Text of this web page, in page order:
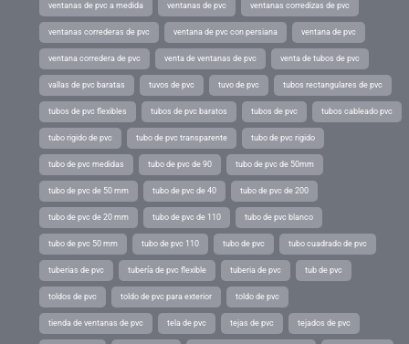
ventanas de pvc a medida ventanas de pvc ventanas corredizas de pvc
ventanas correderas de pvc ventana de pvc con persiana ventana de pvc
ventana corredera de pvc venta de ventanas de pvc venta de tubos de pvc
vallas de pvc baratas tuvos de pvc tuvo de pvc tubos rectangulares de pvc
tubos de pvc flexibles tubos de pvc baratos tubos de pvc tubos cableado pvc
tubo rigido de pvc tubo de pvc transparente tubo de pvc rigido
tubo de pvc medidas tubo de pvc de 90 tubo de pvc de 50mm
tubo de pvc de 50 mm tubo de pvc de 40 tubo de pvc de 200
tubo de pvc de 20 mm tubo de pvc de 110 tubo de pvc blanco
tubo de pvc 50 mm tubo de pvc 110 tubo de pvc tubo cuadrado de pvc
tuberias de pvc tubería de pvc flexible tuberia de pvc tub de pvc
toldos de pvc toldo de pvc para exterior toldo de pvc
tienda de ventanas de pvc tela de pvc tejas de pvc tejados de pvc